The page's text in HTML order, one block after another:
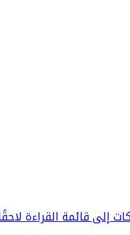
إلى قائمة القراءة